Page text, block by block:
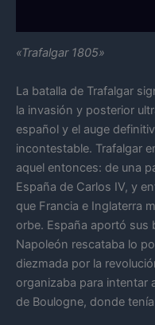
«Trafalgar 1805»
La batalla de Trafalgar
la invasión y posterior
español y el auge
incontestable. Trafalgar
aquel entonces: de una
España de Carlos IV, y
que Francia e Inglaterra
orbe. España aportó sus
Napoleón rescataba lo
diezmada por la
organizaba para intentar
de Boulogne, donde